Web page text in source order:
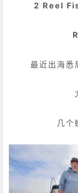
2 Reel
最近出海悉
几个